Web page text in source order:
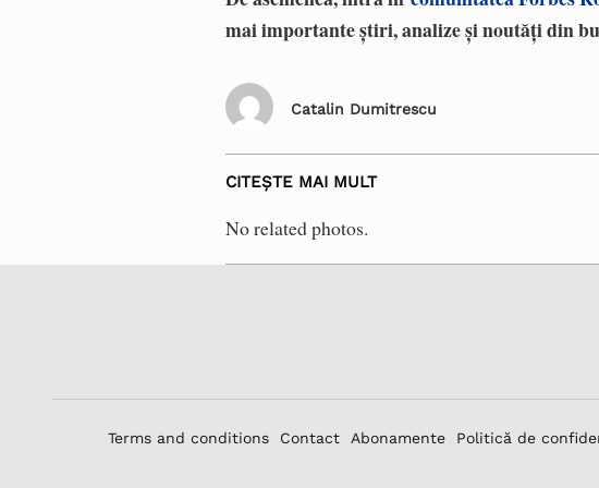
mai importante știri, analize și noutăți din
Catalin Dumitrescu
CITEȘTE MAI MULT
No related photos.
Terms and conditions Contact Abonamente Politică de